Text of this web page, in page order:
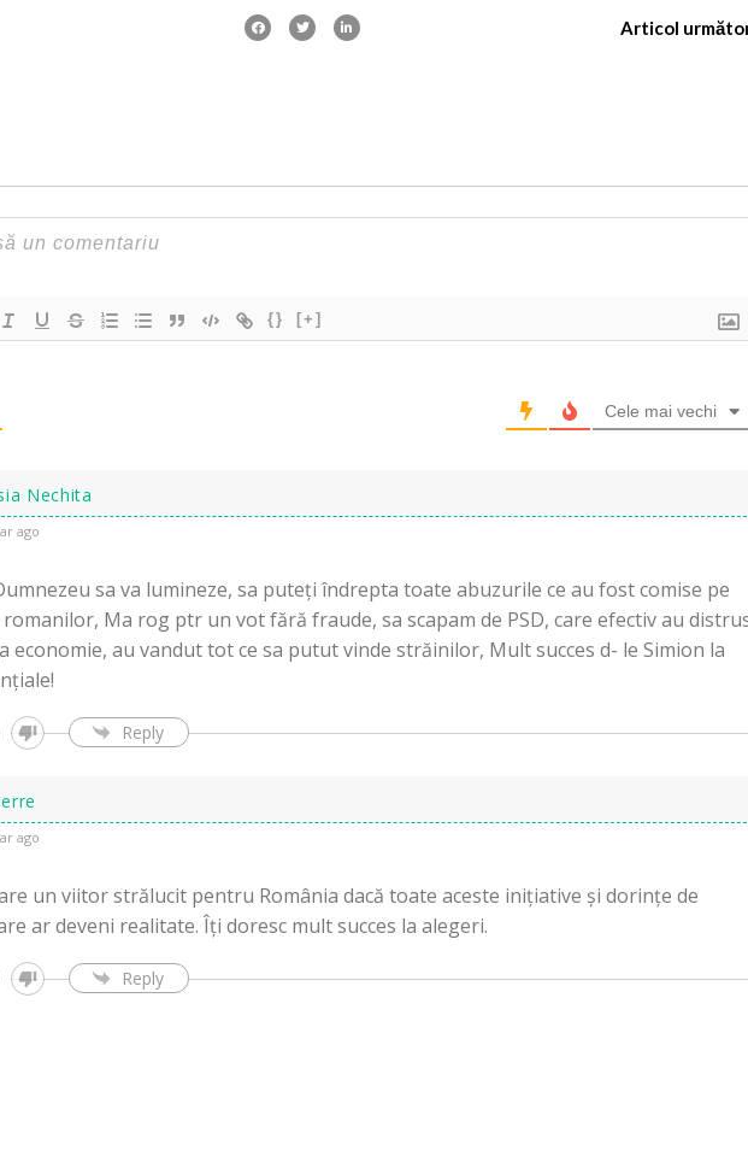
Articol
{} [+]
Cele mai vechi
Nechita
ago
sa va lumineze, sa puteți îndrepta toate abuzurile ce au fost comise pe
Ma rog ptr un vot fără fraude, sa scapam de PSD, care efectiv au
economie, au vandut tot ce sa putut vinde străinilor, Mult succes d- le Simion la
Reply
ago
un viitor strălucit pentru România dacă toate aceste inițiative și dorințe de
ar deveni realitate. Îți doresc mult succes la alegeri.
Reply